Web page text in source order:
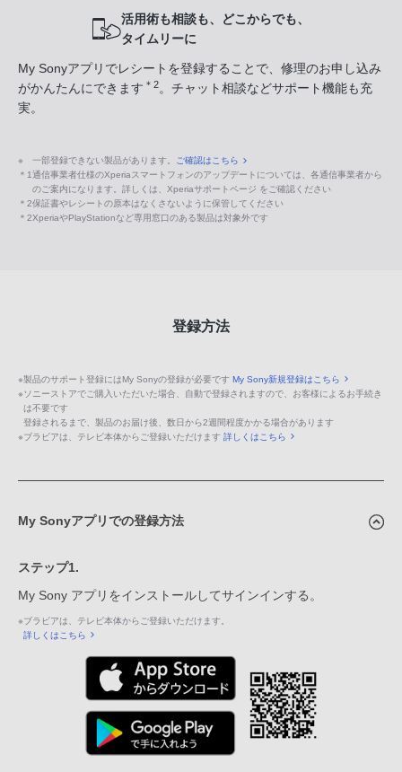
活用術も相談も、どこからでも、
タイムリーに
My Sonyアプリでレシートを登録することで、修理のお申し込み
がかんたんにできます ＊2。チャット相談などサポート機能も充
実。
※ 一部登録できない製品があります。 ご確認はこちら
＊1通信事業者仕様のXperiaスマートフォンのアップデートについては、各通信事業者から
のご案内になります。詳しくは、Xperiaサポートページ をご確認ください
＊2保証書やレシートの原本はなくさないように保管してください
＊2XperiaやPlayStationなど専用窓口のある製品は対象外です
登録方法
※製品のサポート登録にはMy Sonyの登録が必要です My Sony新規登録はこちら
※ソニーストアでご購入いただいた場合、自動で登録されますので、お客様によるお手続き
は不要です
登録されるまで、製品のお届け後、数日から2週間程度かかる場合があります
※ブラビアは、テレビ本体からご登録いただけます 詳しくはこちら
My Sonyアプリでの登録方法
ステップ1.
My Sony アプリをインストールしてサインインする。
※ブラビアは、テレビ本体からご登録いただけます。
詳しくはこちら